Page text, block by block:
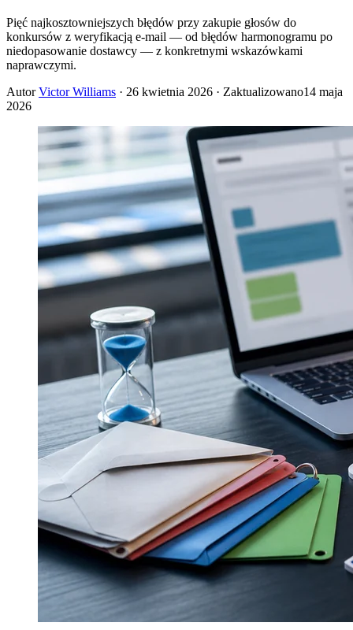
Pięć najkosztowniejszych błędów przy zakupie głosów do
konkursów z weryfikacją e-mail — od błędów harmonogramu po
niedopasowanie dostawcy — z konkretnymi wskazówkami
naprawczymi.
AutorVictor Williams · 26 kwietnia 2026 · Zaktualizowano14 maja
2026